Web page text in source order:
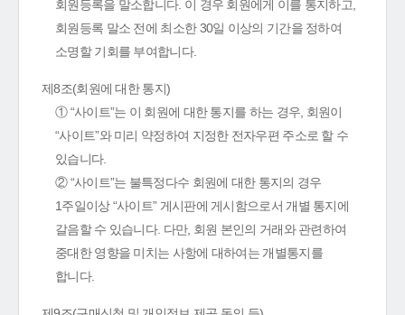
회원등록을 말소합니다. 이 경우 회원에게 이를 통지하고,
회원등록 말소 전에 최소한 30일 이상의 기간을 정하여
소명할 기회를 부여합니다.
제8조(회원에 대한 통지)
① “사이트”는 이 회원에 대한 통지를 하는 경우, 회원이
“사이트”와 미리 약정하여 지정한 전자우편 주소로 할 수
있습니다.
② “사이트”는 불특정다수 회원에 대한 통지의 경우
1주일이상 “사이트” 게시판에 게시함으로서 개별 통지에
갈음할 수 있습니다. 다만, 회원 본인의 거래와 관련하여
중대한 영향을 미치는 사항에 대하여는 개별통지를
합니다.